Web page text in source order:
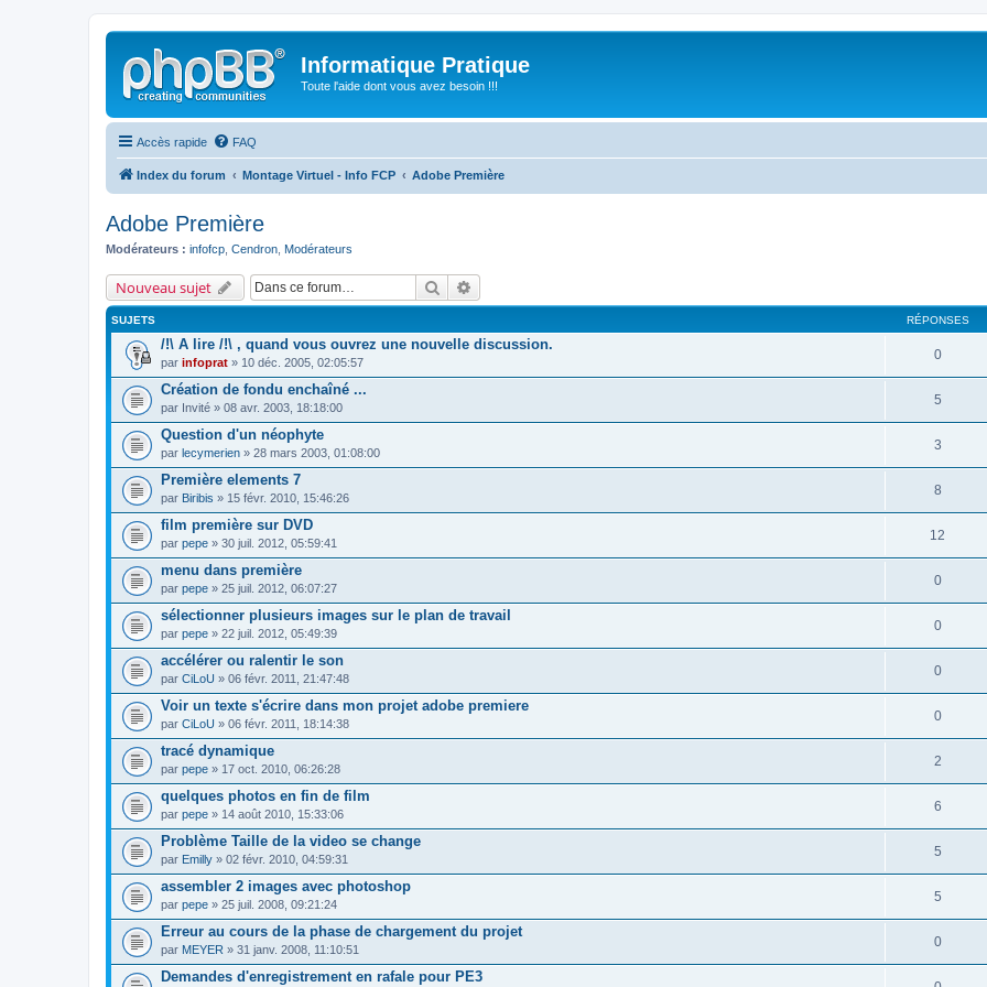
Informatique Pratique
Toute l'aide dont vous avez besoin !!!
Accès rapide FAQ
Index du forum Montage Virtuel - Info FCP Adobe Première
Adobe Première
Modérateurs : infofcp Cendron Modérateurs
Nouveau sujet Rechercher
SUJETS RÉPONSES
/!\ A lire /!\ , quand vous ouvrez une nouvelle discussion.
par infoprat » 10 déc. 2005, 02:05:57
0
Création de fondu enchaîné ...
par Invité » 08 avr. 2003, 18:18:00
5
Question d'un néophyte
par lecymerien » 28 mars 2003, 01:08:00
3
Première elements 7
par Biribis » 15 févr. 2010, 15:46:26
8
film première sur DVD
par pepe » 30 juil. 2012, 05:59:41
12
menu dans première
par pepe » 25 juil. 2012, 06:07:27
0
sélectionner plusieurs images sur le plan de travail
par pepe » 22 juil. 2012, 05:49:39
0
accélérer ou ralentir le son
par CiLoU » 06 févr. 2011, 21:47:48
0
Voir un texte s'écrire dans mon projet adobe premiere
par CiLoU » 06 févr. 2011, 18:14:38
0
tracé dynamique
par pepe » 17 oct. 2010, 06:26:28
2
quelques photos en fin de film
par pepe » 14 août 2010, 15:33:06
6
Problème Taille de la video se change
par Emilly » 02 févr. 2010, 04:59:31
5
assembler 2 images avec photoshop
par pepe » 25 juil. 2008, 09:21:24
5
Erreur au cours de la phase de chargement du projet
par MEYER » 31 janv. 2008, 11:10:51
0
Demandes d'enregistrement en rafale pour PE3